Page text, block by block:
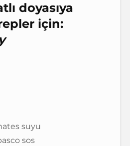
doyasıya
için:
suyu
sos